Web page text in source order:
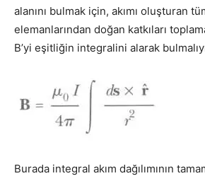
alanını bulmak için, akımı oluşturan
elemanlarından doğan katkıları
B’yi eşitliğin integralini alarak
Burada integral akım dağılımının